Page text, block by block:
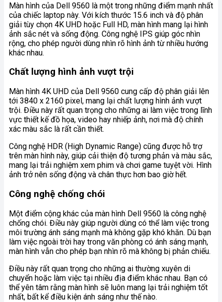
Màn hình của Dell 9560 là một trong những điểm mạnh nhất
của chiếc laptop này. Với kích thước 15.6 inch và độ phân
giải tùy chọn 4K UHD hoặc Full HD, màn hình mang lại hình
ảnh sắc nét và sống động. Công nghệ IPS giúp góc nhìn
rộng, cho phép người dùng nhìn rõ hình ảnh từ nhiều hướng
khác nhau.
Chất lượng hình ảnh vượt trội
Màn hình 4K UHD của Dell 9560 cung cấp độ phân giải lên
tới 3840 x 2160 pixel, mang lại chất lượng hình ảnh vượt
trội. Điều này rất quan trọng cho những ai làm việc trong lĩnh
vực thiết kế đồ họa, video hay nhiếp ảnh, nơi mà độ chính
xác màu sắc là rất cần thiết.
Công nghệ HDR (High Dynamic Range) cũng được hỗ trợ
trên màn hình này, giúp cải thiện độ tương phản và màu sắc,
mang lại trải nghiệm xem phim và chơi game tuyệt vời. Hình
ảnh trở nên sống động và chân thực hơn bao giờ hết.
Công nghệ chống chói
Một điểm cộng khác của màn hình Dell 9560 là công nghệ
chống chói. Điều này giúp người dùng có thể làm việc trong
môi trường ánh sáng mạnh mà không gặp khó khăn. Dù bạn
làm việc ngoài trời hay trong văn phòng có ánh sáng mạnh,
màn hình vẫn cho phép bạn nhìn rõ mà không bị phản chiếu.
Điều này rất quan trọng cho những ai thường xuyên di
chuyển hoặc làm việc tại nhiều địa điểm khác nhau. Bạn có
thể yên tâm rằng màn hình sẽ luôn mang lại trải nghiệm tốt
nhất, bất kể điều kiện ánh sáng như thế nào.